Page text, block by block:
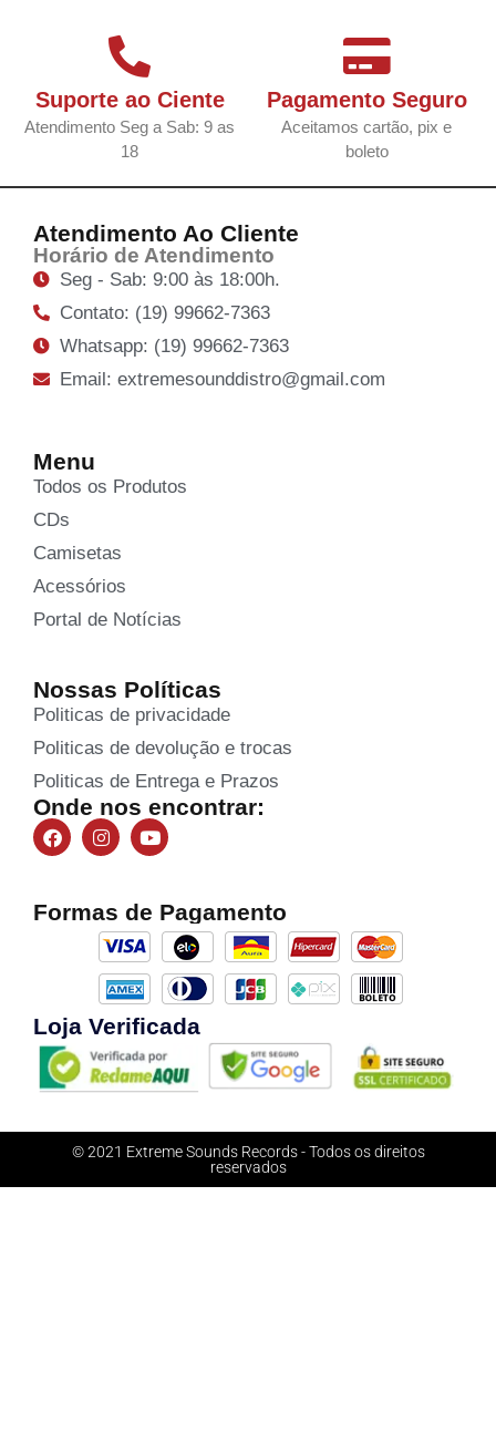
Suporte ao Ciente
Atendimento Seg a Sab: 9 as
18
Pagamento Seguro
Aceitamos cartão, pix e
boleto
Atendimento Ao Cliente
Horário de Atendimento
Seg - Sab: 9:00 às 18:00h.
Contato: (19) 99662-7363
Whatsapp: (19) 99662-7363
Email: extremesounddistro@gmail.com
Menu
Todos os Produtos
CDs
Camisetas
Acessórios
Portal de Notícias
Nossas Políticas
Politicas de privacidade
Politicas de devolução e trocas
Politicas de Entrega e Prazos
Onde nos encontrar:
Formas de Pagamento
Loja Verificada
© 2021 Extreme Sounds Records - Todos os direitos
reservados